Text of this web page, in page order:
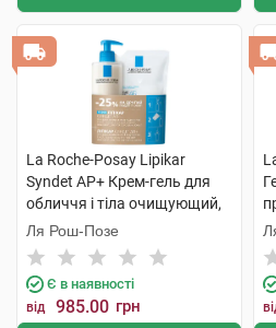
La Roche-Posay Lipikar
Syndet AP+ Крем-гель для
обличчя і тіла очищующий,
для дуже сухої шкіри 400 мл
+ рефіл 400 мл 1 набір
Ля Рош-Позе
Є в наявності
від 985.00 грн